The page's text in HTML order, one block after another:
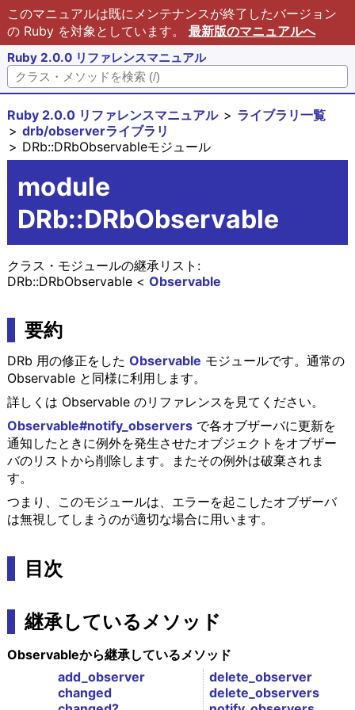
このマニュアルは既にメンテナンスが終了したバージョン
の Ruby を対象としています。 最新版のマニュアルへ
Ruby 2.0.0 リファレンスマニュアル
Ruby 2.0.0 リファレンスマニュアル
ライブラリ一覧
drb/observerライブラリ
DRb::DRbObservableモジュール
module
DRb::DRbObservable
クラス・モジュールの継承リスト:
Observable
DRb::DRbObservable
要約
DRb 用の修正をした Observable モジュールです。通常の
Observable と同様に利用します。
詳しくは Observable のリファレンスを見てください。
Observable#notify_observersで各オブザーバに更新を
通知したときに例外を発生させたオブジェクトをオブザー
バのリストから削除します。またその例外は破棄されま
す。
つまり、このモジュールは、エラーを起こしたオブザーバ
は無視してしまうのが適切な場合に用います。
目次
継承しているメソッド
Observableから継承しているメソッド
add_observer
changed
delete_observer
delete_observers